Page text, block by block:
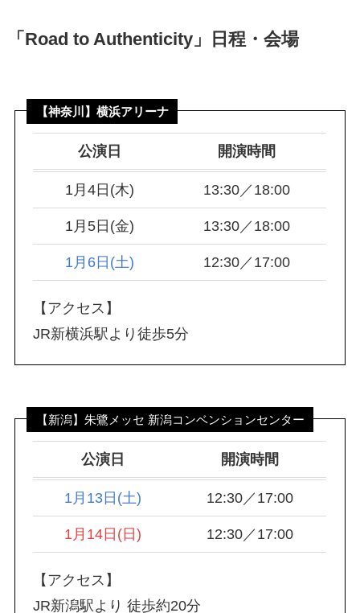
「Road to Authenticity」日程・会場
【神奈川】横浜アリーナ
公演日 開演時間
1月4日(木) 13:30／18:00
1月5日(金) 13:30／18:00
1月6日(土) 12:30／17:00
【アクセス】
JR新横浜駅より徒歩5分
【新潟】朱鷺メッセ 新潟コンベンションセンター
公演日 開演時間
1月13日(土) 12:30／17:00
1月14日(日) 12:30／17:00
【アクセス】
JR新潟駅より 徒歩約20分